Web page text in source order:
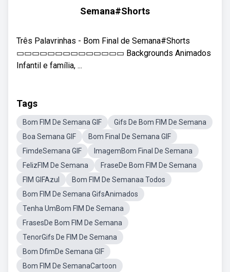
Semana#Shorts
Três Palavrinhas - Bom Final de Semana#Shorts
▭▭▭▭▭▭▭▭▭▭▭▭▭▭ Backgrounds Animados
Infantil e família, ...
Tags
Bom FIM De Semana GIF
Gifs De Bom FIM De Semana
Boa Semana GIF
Bom Final De Semana GIF
FimdeSemana GIF
ImagemBom Final De Semana
FelizFIM De Semana
FraseDe Bom FIM De Semana
FIM GIFAzul
Bom FIM De Semanaa Todos
Bom FIM De Semana GifsAnimados
Tenha UmBom FIM De Semana
FrasesDe Bom FIM De Semana
TenorGifs De FIM De Semana
Bom DfimDe Semana GIF
Bom FIM De SemanaCartoon